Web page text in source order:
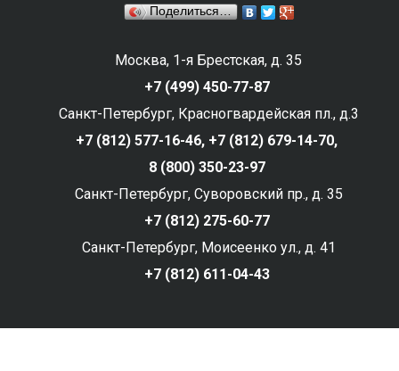
Поделиться…
Москва, 1-я Брестская, д. 35
+7 (499) 450-77-87
Санкт-Петербург, Красногвардейская пл., д.3
+7 (812) 577-16-46, +7 (812) 679-14-70,
8 (800) 350-23-97
Санкт-Петербург, Суворовский пр., д. 35
+7 (812) 275-60-77
Санкт-Петербург, Моисеенко ул., д. 41
+7 (812) 611-04-43